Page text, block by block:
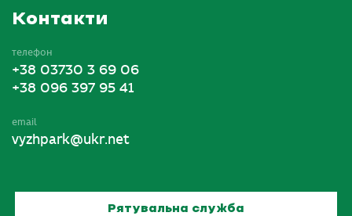
Контакти
телефон
+38 03730 3 69 06
+38 096 397 95 41
email
vyzhpark@ukr.net
Рятувальна служба